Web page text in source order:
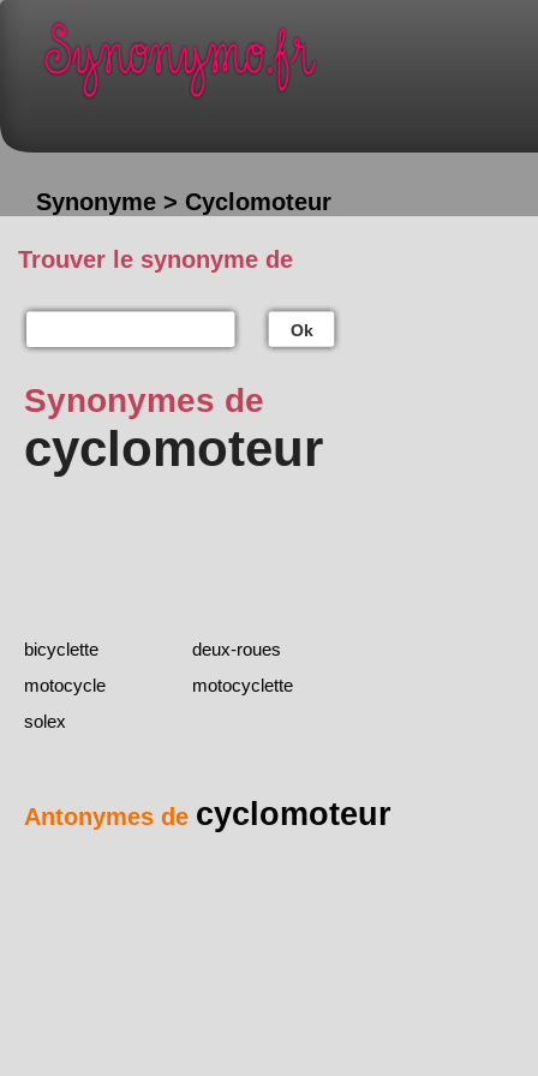
Synonyme > Cyclomoteur
Trouver le synonyme de
Ok
Synonymes de
cyclomoteur
bicyclette
deux-roues
motocycle
motocyclette
solex
Antonymes de cyclomoteur